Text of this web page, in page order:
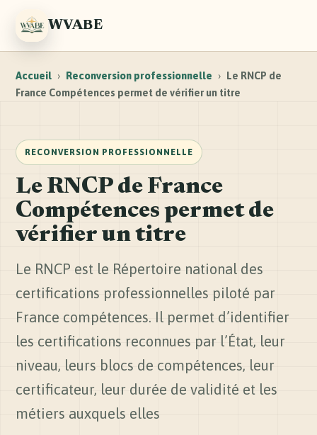
WVABE
Accueil › Reconversion professionnelle ›
Le RNCP de
France Compétences permet de vérifier un titre
RECONVERSION PROFESSIONNELLE
Le RNCP de France
Compétences permet de
vérifier un titre
Le RNCP est le Répertoire national des
certifications professionnelles piloté par
France compétences. Il permet d’identifier
les certifications reconnues par l’État, leur
niveau, leurs blocs de compétences, leur
certificateur, leur durée de validité et les
métiers auxquels elles